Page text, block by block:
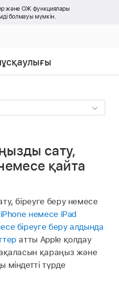
және ОЖ функциялары
болмауы мүмкін.
сату,
қайта
біреуге беру немесе
iPhone немесе iPad
біреуге беру алдында
атты Apple қолдау
қараңыз және
міндетті түрде